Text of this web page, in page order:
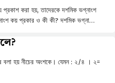
প্রকাশ করা হয়, তাদেরকে দশমিক ভগ্নাংশ
কয় প্রকার ও কী কী? দশমিক ভগ্না…
বলা হয় নীচের অংশকে। যেমন : ২/৪ । ২=